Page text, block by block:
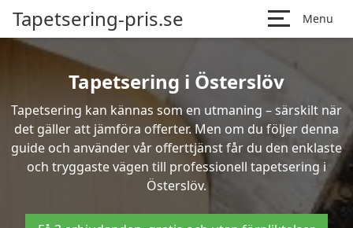
Tapetsering-pris.se Menu
Tapetsering i Österslöv
Tapetsering kan kännas som en utmaning – särskilt när
det gäller att jämföra offerter. Men om du följer denna
guide och använder vår offerttjänst får du den enklaste
och tryggaste vägen till professionell tapetsering i
Österslöv.